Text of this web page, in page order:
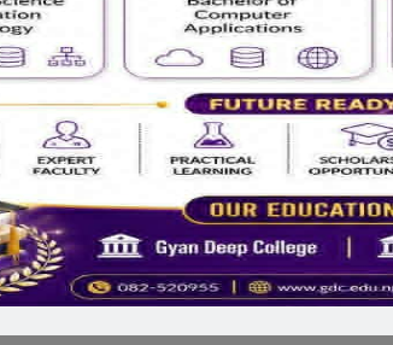
प्रलोपा विशेष लुम्बिनी प्रदेशको
संयोजकमा दाङका पोख्रेल
दिवंगत
गाइलाइ